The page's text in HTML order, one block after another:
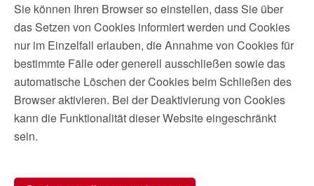
Sie können Ihren Browser so einstellen, dass Sie über
das Setzen von Cookies informiert werden und Cookies
nur im Einzelfall erlauben, die Annahme von Cookies für
bestimmte Fälle oder generell ausschließen sowie das
automatische Löschen der Cookies beim Schließen des
Browser aktivieren. Bei der Deaktivierung von Cookies
kann die Funktionalität dieser Website eingeschränkt
sein.